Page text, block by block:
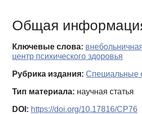
Общая
Ключевые слова:
центр психического здоровья
Рубрика издания: Специальные
Тип материала: научная статья
DOI: https://doi.org/10.17816/CP76